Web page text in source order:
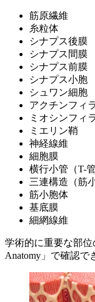
筋原繊維
糸粒体
シナプス後膜
シナプス間膜
シナプス前膜
シナプス小胞
シュワン細胞
アクチンフィ
ミオシンフィ
ミエリン鞘
神経線維
細胞膜
横行小管（T-管
三連構造（筋
筋小胞体
基底膜
細網線維
学術的に重要な部位
Anatomy」で確認で